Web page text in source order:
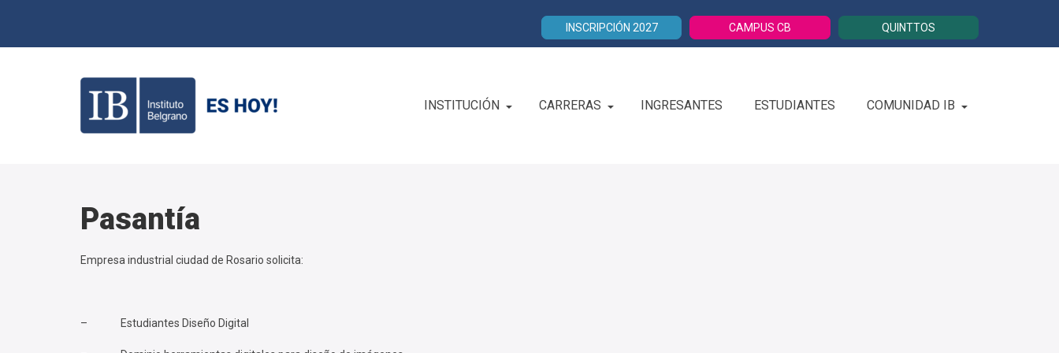
INSCRIPCIÓN 2027 CAMPUS CB QUINTTOS
INSTITUCIÓN CARRERAS INGRESANTES ESTUDIANTES COMUNIDAD IB
Pasantía
Empresa industrial ciudad de Rosario solicita:
– Estudiantes Diseño Digital